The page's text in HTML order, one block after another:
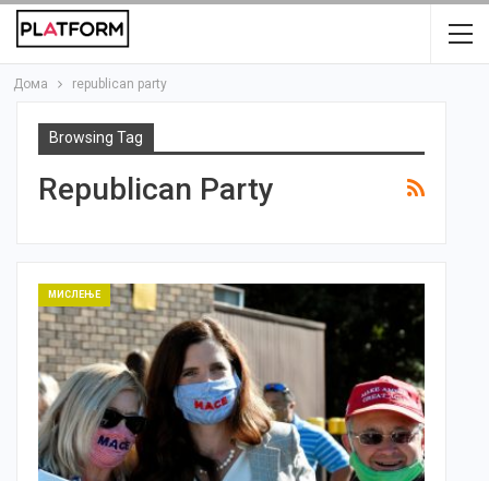
Дома republican party
Browsing Tag
Republican Party
МИСЛЕЊЕ